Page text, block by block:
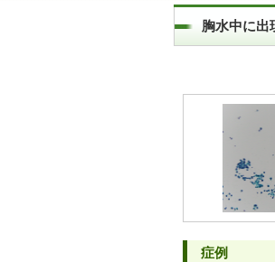
胸水中に出
症例